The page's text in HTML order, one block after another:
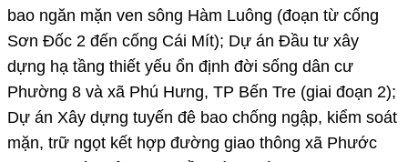
bao ngăn mặn ven sông Hàm Luông (đoạn từ cống
Sơn Đốc 2 đến cống Cái Mít); Dự án Đầu tư xây
dựng hạ tầng thiết yếu ổn định đời sống dân cư
Phường 8 và xã Phú Hưng, TP Bến Tre (giai đoạn 2);
Dự án Xây dựng tuyến đê bao chống ngập, kiểm soát
mặn, trữ ngọt kết hợp đường giao thông xã Phước